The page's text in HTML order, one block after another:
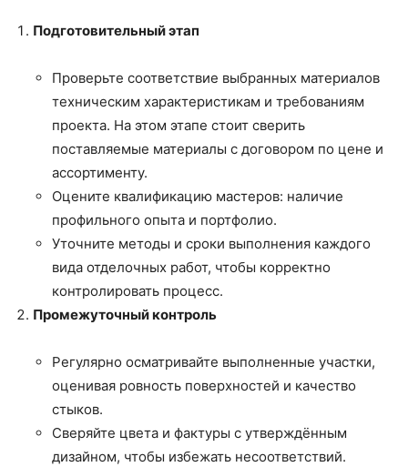
Подготовительный этап
Проверьте соответствие выбранных материалов
техническим характеристикам и требованиям
проекта. На этом этапе стоит сверить
поставляемые материалы с договором по цене и
ассортименту.
Оцените квалификацию мастеров: наличие
профильного опыта и портфолио.
Уточните методы и сроки выполнения каждого
вида отделочных работ, чтобы корректно
контролировать процесс.
Промежуточный контроль
Регулярно осматривайте выполненные участки,
оценивая ровность поверхностей и качество
стыков.
Сверяйте цвета и фактуры с утверждённым
дизайном, чтобы избежать несоответствий.